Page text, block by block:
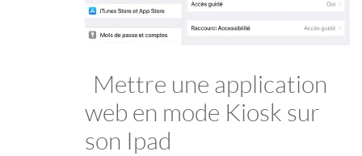
Mettre une application
web en mode Kiosk sur
son Ipad